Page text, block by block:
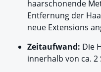
haarschonende
Entfernung der
neue Extensions
Zeitaufwand: Die
innerhalb von ca.